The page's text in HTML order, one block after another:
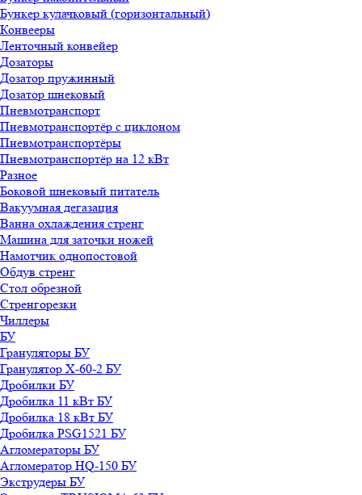
Бункер кулачковый (горизонтальный)
Конвееры
Ленточный конвейер
Дозаторы
Дозатор пружинный
Дозатор шнековый
Пневмотранспорт
Пневмотранспортёр с циклоном
Пневмотранспортёры
Пневмотранспортёр на 12 кВт
Разное
Боковой шнековый питатель
Вакуумная дегазация
Ванна охлаждения стренг
Машина для заточки ножей
Намотчик однопостовой
Обдув стренг
Стол обрезной
Стренгорезки
Чиллеры
БУ
Грануляторы БУ
Гранулятор X-60-2 БУ
Дробилки БУ
Дробилка 11 кВт БУ
Дробилка 18 кВт БУ
Дробилка PSG1521 БУ
Агломераторы БУ
Агломератор HQ-150 БУ
Экструдеры БУ